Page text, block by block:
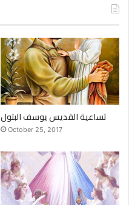
تساعية القديس يوسف البتول
October 25, 2017